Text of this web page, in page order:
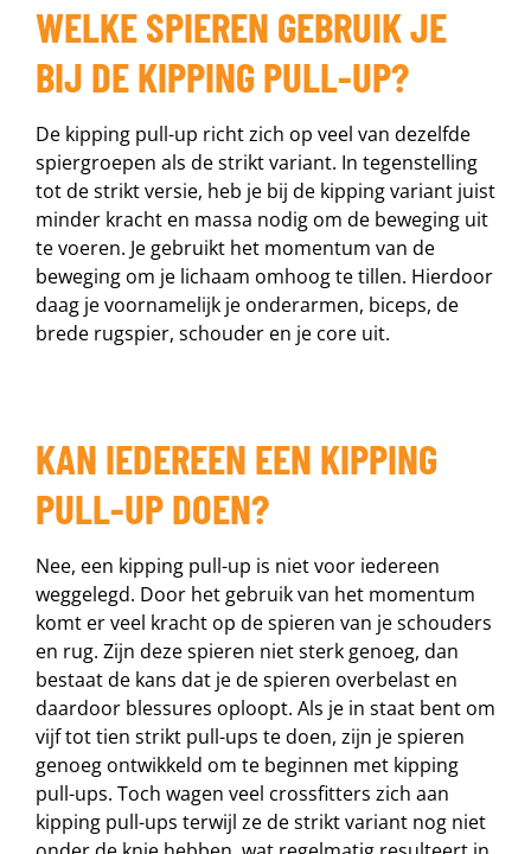
WELKE SPIEREN GEBRUIK JE
BIJ DE KIPPING PULL-UP?
De kipping pull-up richt zich op veel van dezelfde
spiergroepen als de strikt variant. In tegenstelling
tot de strikt versie, heb je bij de kipping variant juist
minder kracht en massa nodig om de beweging uit
te voeren. Je gebruikt het momentum van de
beweging om je lichaam omhoog te tillen. Hierdoor
daag je voornamelijk je onderarmen, biceps, de
brede rugspier, schouder en je core uit.
KAN IEDEREEN EEN KIPPING
PULL-UP DOEN?
Nee, een kipping pull-up is niet voor iedereen
weggelegd. Door het gebruik van het momentum
komt er veel kracht op de spieren van je schouders
en rug. Zijn deze spieren niet sterk genoeg, dan
bestaat de kans dat je de spieren overbelast en
daardoor blessures oploopt. Als je in staat bent om
vijf tot tien strikt pull-ups te doen, zijn je spieren
genoeg ontwikkeld om te beginnen met kipping
pull-ups. Toch wagen veel crossfitters zich aan
kipping pull-ups terwijl ze de strikt variant nog niet